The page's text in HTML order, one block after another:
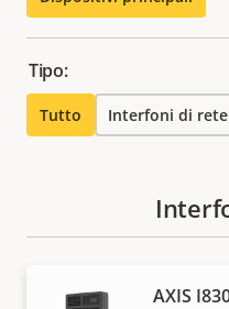
Tipo:
Tutto Interfoni di rete
AXIS